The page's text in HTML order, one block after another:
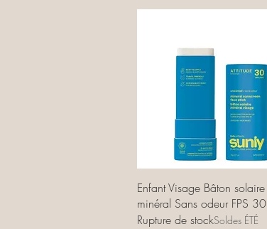
Aperçu rapide
Enfant Visage Bâton solaire
minéral Sans odeur FPS 30
Rupture de stockSoldes ÉTÉ